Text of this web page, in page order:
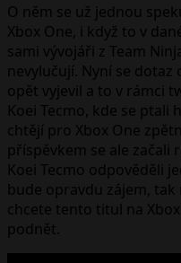
O něm se už jednou
Xbox One, i když to v
sami vývojáři z Team
nevylučují. Nyní se
opět vyjevil a to v rámci
Koei Tecmo, kde se ptali
chtějí pro Xbox One
příspěvkem se ale začali
Koei Tecmo odpověděli
bude opravdu zájem, tak
chcete tento titul na
podnět.